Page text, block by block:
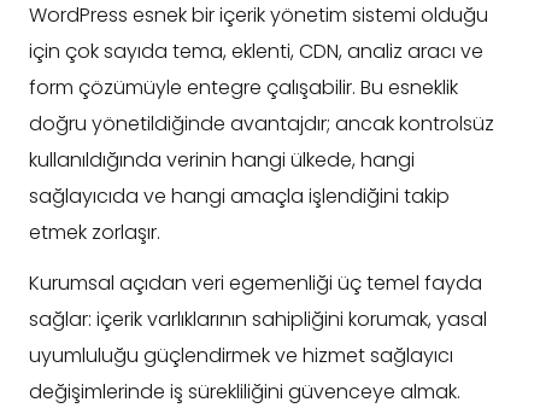
WordPress esnek bir içerik yönetim sistemi olduğu
için çok sayıda tema, eklenti, CDN, analiz aracı ve
form çözümüyle entegre çalışabilir. Bu esneklik
doğru yönetildiğinde avantajdır; ancak kontrolsüz
kullanıldığında verinin hangi ülkede, hangi
sağlayıcıda ve hangi amaçla işlendiğini takip
etmek zorlaşır.
Kurumsal açıdan veri egemenliği üç temel fayda
sağlar: içerik varlıklarının sahipliğini korumak, yasal
uyumluluğu güçlendirmek ve hizmet sağlayıcı
değişimlerinde iş sürekliliğini güvenceye almak.